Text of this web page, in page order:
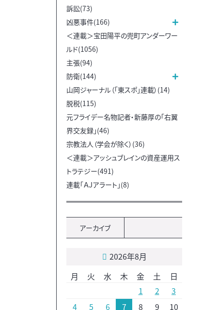
訴訟(73)
凶悪事件(166)
＜連載＞宝田陽平の兜町アンダーワー
ルド(1056)
主張(94)
防衛(144)
山岡ジャーナル（「東スポ」連載）(14)
脱税(115)
元フライデー名物記者・新藤厚の「右翼
界交友録」(46)
宗教法人（学会が除く）(36)
＜連載＞アッシュブレインの資産運用ス
トラテジー(491)
連載「ＡＪアラート」(8)
アーカイブ
2026年8月
月
火 水 木 金 土
日
1
2
3
4
5 6 7 8 9 10